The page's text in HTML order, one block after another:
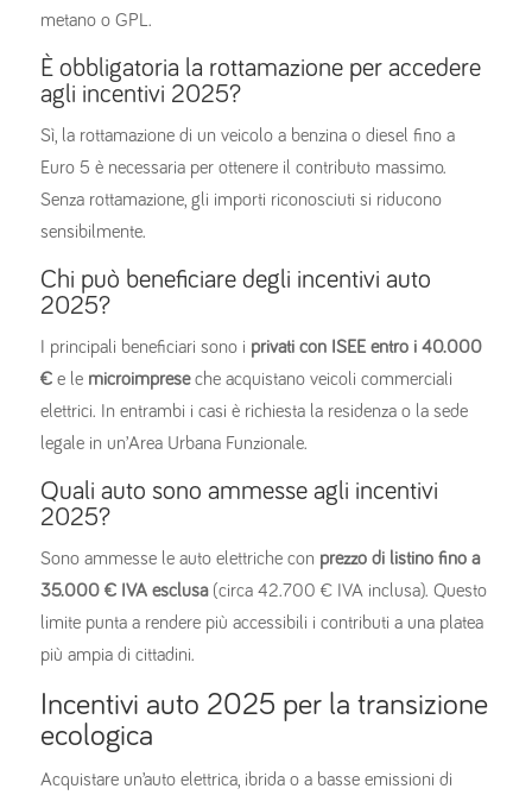
metano o GPL.
È obbligatoria la rottamazione per accedere
agli incentivi 2025?
Sì, la rottamazione di un veicolo a benzina o diesel fino a
Euro 5 è necessaria per ottenere il contributo massimo.
Senza rottamazione, gli importi riconosciuti si riducono
sensibilmente.
Chi può beneficiare degli incentivi auto
2025?
I principali beneficiari sono i privati con ISEE entro i 40.000
€ e le microimpreseche acquistano veicoli commerciali
elettrici. In entrambi i casi è richiesta la residenza o la sede
legale in un’Area Urbana Funzionale.
Quali auto sono ammesse agli incentivi
2025?
Sono ammesse le auto elettriche con prezzo di listino fino a
35.000 € IVA esclusa(circa 42.700 € IVA inclusa). Questo
limite punta a rendere più accessibili i contributi a una platea
più ampia di cittadini.
Incentivi auto 2025 per la transizione
ecologica
Acquistare un’auto elettrica, ibrida o a basse emissioni di